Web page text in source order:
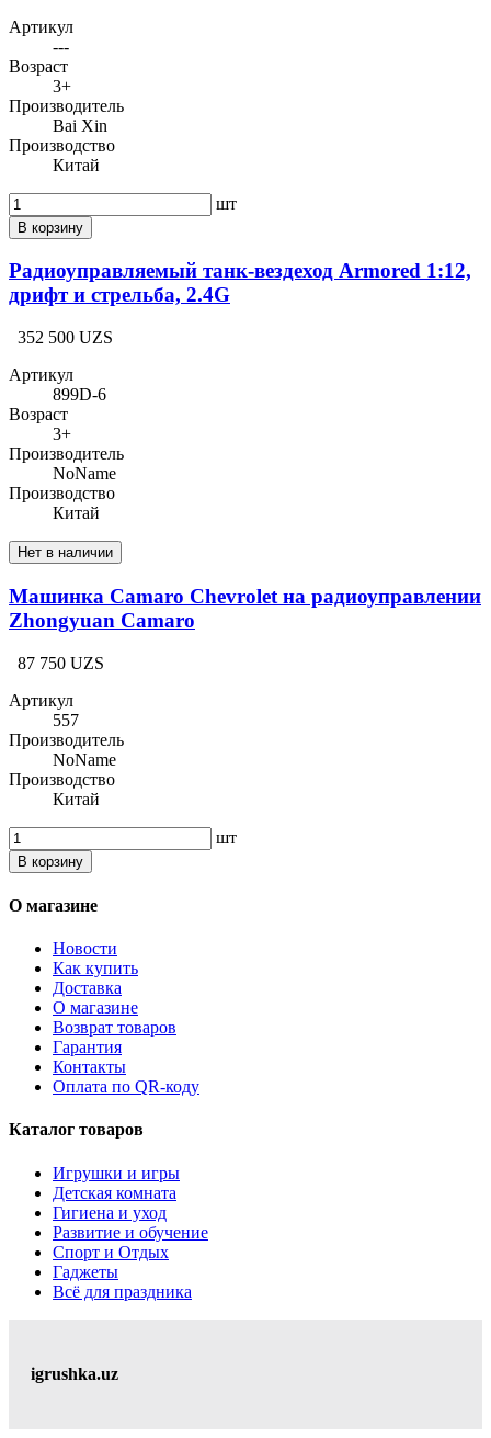
Артикул
---
Возраст
3+
Производитель
Bai Xin
Производство
Китай
шт
В корзину
Радиоуправляемый танк-вездеход Armored 1:12,
дрифт и стрельба, 2.4G
352 500 UZS
Артикул
899D-6
Возраст
3+
Производитель
NoName
Производство
Китай
Нет в наличии
Машинка Camaro Chevrolet на радиоуправлении
Zhongyuan Camaro
87 750 UZS
Артикул
557
Производитель
NoName
Производство
Китай
шт
В корзину
О магазине
Новости
Как купить
Доставка
О магазине
Возврат товаров
Гарантия
Контакты
Оплата по QR-коду
Каталог товаров
Игрушки и игры
Детская комната
Гигиена и уход
Развитие и обучение
Спорт и Отдых
Гаджеты
Всё для праздника
igrushka.uz